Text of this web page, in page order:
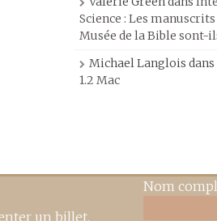
Science : Les
Musée de la Bible sont-
Michael Langlois dans
1.2 Mac
un billet,
Nom